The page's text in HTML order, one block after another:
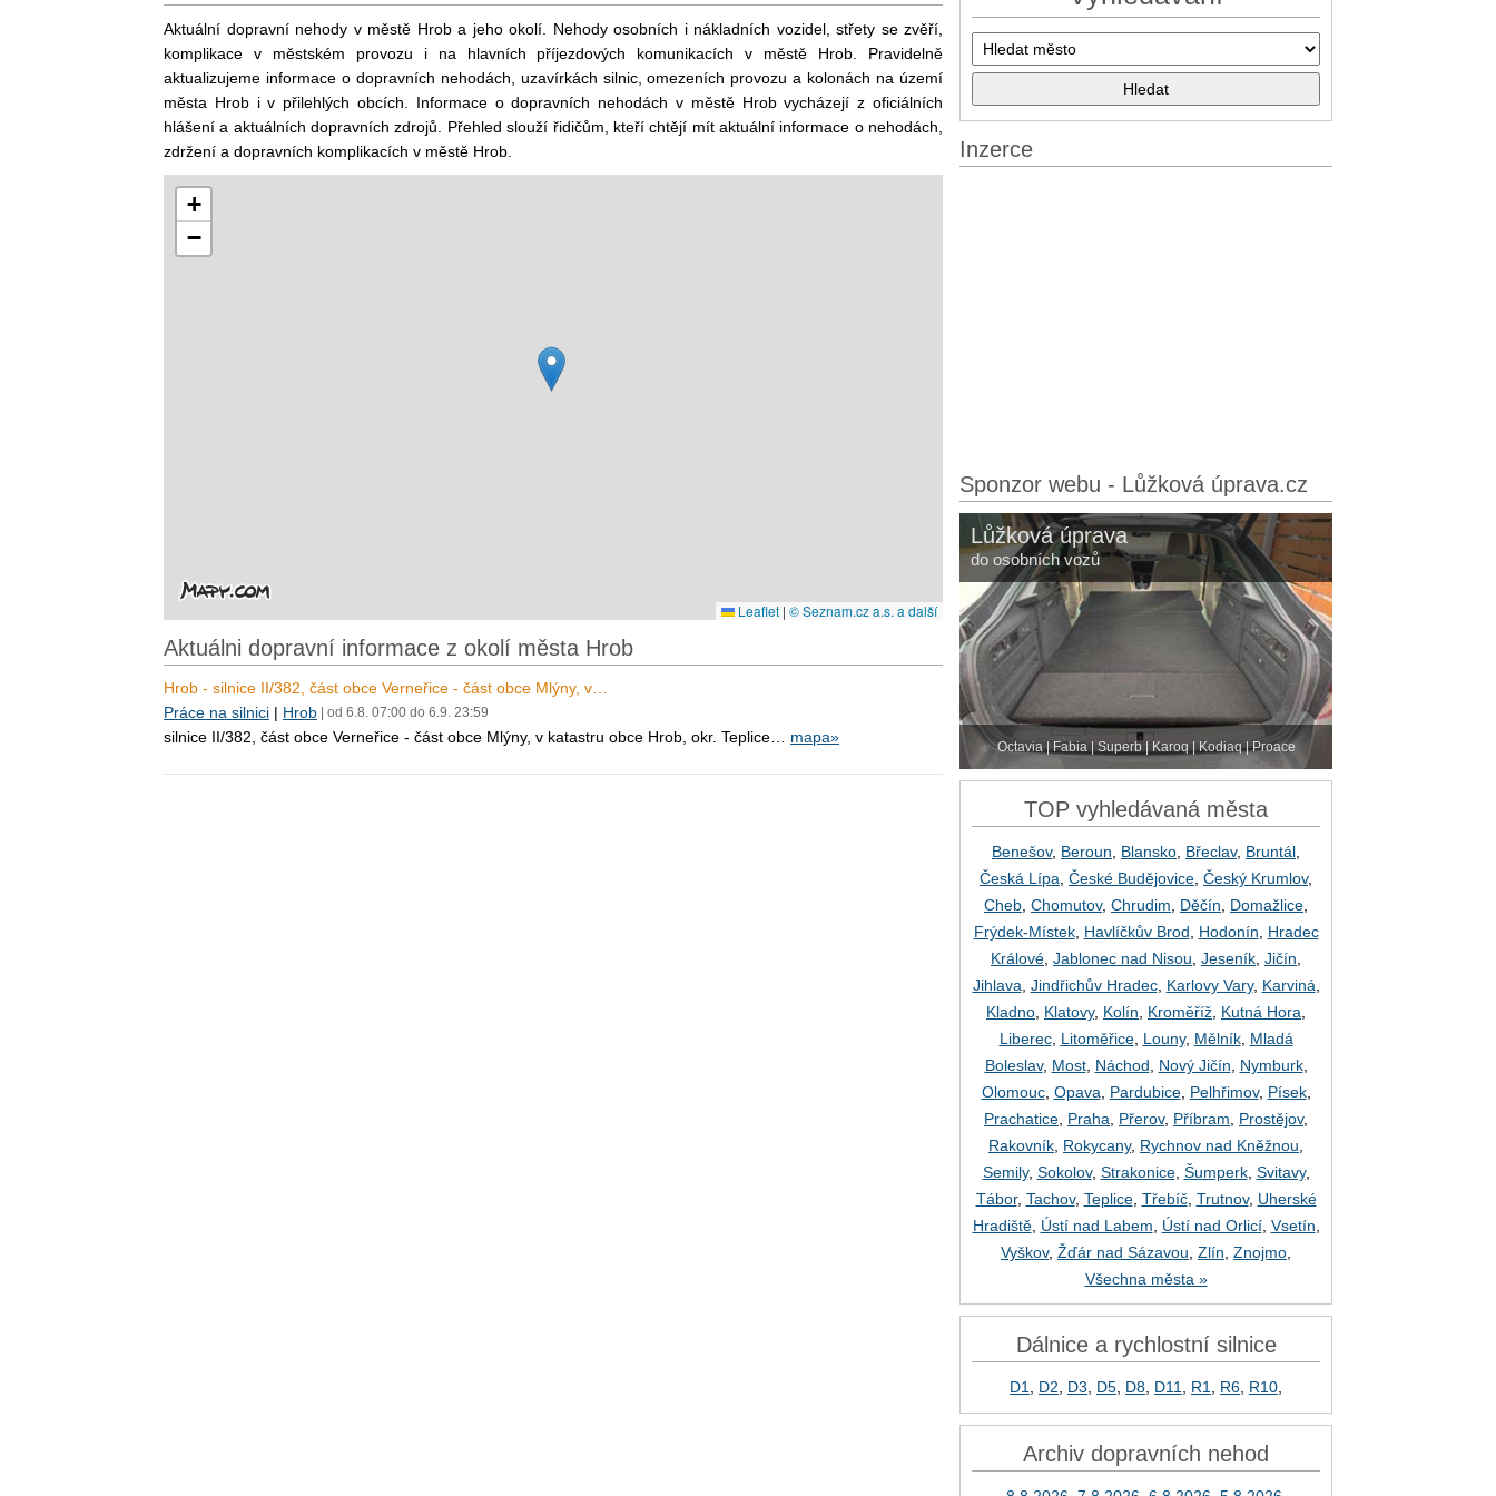
Aktuální dopravní nehody v městě Hrob a jeho okolí. Nehody osobních i nákladních vozidel, střety se zvěří,
komplikace v městském provozu i na hlavních příjezdových komunikacích v městě Hrob. Pravidelně
aktualizujeme informace o dopravních nehodách, uzavírkách silnic, omezeních provozu a kolonách na území
města Hrob i v přilehlých obcích. Informace o dopravních nehodách v městě Hrob vycházejí z oficiálních
hlášení a aktuálních dopravních zdrojů. Přehled slouží řidičům, kteří chtějí mít aktuální informace o nehodách,
zdržení a dopravních komplikacích v městě Hrob.
+
−
Leaflet | © Seznam.cz a.s. a další
Aktuálni dopravní informace z okolí města Hrob
Hrob - silnice II/382, část obce Verneřice - část obce Mlýny, v…
Práce na silnici | Hrob | od 6.8. 07:00 do 6.9. 23:59
silnice II/382, část obce Verneřice - část obce Mlýny, v katastru obce Hrob, okr. Teplice… mapa»
Inzerce
Sponzor webu - Lůžková úprava.cz
Lůžková úprava
do osobních vozů
Octavia | Fabia | Superb | Karoq | Kodiaq | Proace
TOP vyhledávaná města
Benešov, Beroun Blansko Břeclav, Bruntál
Česká Lípa České Budějovice Český Krumlov,
Cheb Chomutov, Chrudim Děčín Domažlice
Frýdek-Místek, Havlíčkův Brod Hodonín
Hradec
Králové Jablonec nad Nisou Jeseník Jičín
Jihlava Jindřichův Hradec, Karlovy Vary, Karviná
Kladno Klatovy, Kolín Kroměříž Kutná Hora
Liberec, Litoměřice, Louny, Mělník, Mladá
Boleslav, Most, Náchod Nový Jičín Nymburk,
Olomouc, Opava Pardubice, Pelhřimov, Písek,
Prachatice Praha Přerov, Příbram Prostějov,
Rakovník Rokycany, Rychnov nad Kněžnou
Semily, Sokolov, Strakonice, Šumperk, Svitavy,
Tábor, Tachov, Teplice, Třebíč, Trutnov, Uherské
Hradiště, Ústí nad Labem Ústí nad Orlicí, Vsetín
Vyškov, Žďár nad Sázavou Zlín Znojmo
Všechna města »
Dálnice a rychlostní silnice
D1 D2 D3 D5 D8 D11 R1 R6 R10
Archiv dopravních nehod